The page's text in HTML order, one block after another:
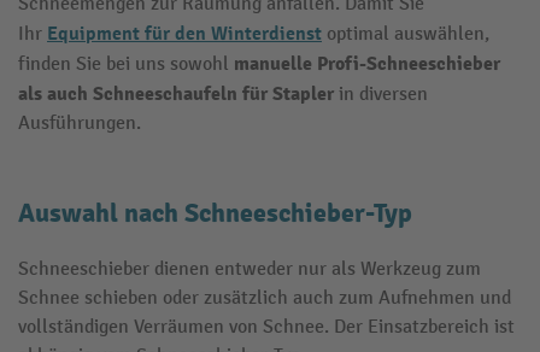
Schneemengen zur Räumung anfallen. Damit Sie
Ihr Equipment für den Winterdienst optimal auswählen,
finden Sie bei uns sowohl manuelle Profi-Schneeschieber
als auch Schneeschaufeln für Stapler in diversen
Ausführungen.
Auswahl nach Schneeschieber-Typ
Schneeschieber dienen entweder nur als Werkzeug zum
Schnee schieben oder zusätzlich auch zum Aufnehmen und
vollständigen Verräumen von Schnee. Der Einsatzbereich ist